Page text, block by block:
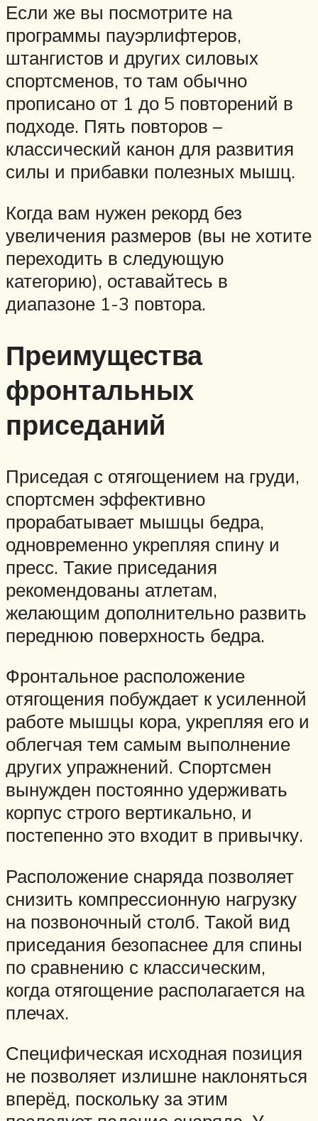
Если же вы посмотрите на
программы пауэрлифтеров,
штангистов и других силовых
спортсменов, то там обычно
прописано от 1 до 5 повторений в
подходе. Пять повторов –
классический канон для развития
силы и прибавки полезных мышц.
Когда вам нужен рекорд без
увеличения размеров (вы не хотите
переходить в следующую
категорию), оставайтесь в
диапазоне 1-3 повтора.
Преимущества
фронтальных
приседаний
Приседая с отягощением на груди,
спортсмен эффективно
прорабатывает мышцы бедра,
одновременно укрепляя спину и
пресс. Такие приседания
рекомендованы атлетам,
желающим дополнительно развить
переднюю поверхность бедра.
Фронтальное расположение
отягощения побуждает к усиленной
работе мышцы кора, укрепляя его и
облегчая тем самым выполнение
других упражнений. Спортсмен
вынужден постоянно удерживать
корпус строго вертикально, и
постепенно это входит в привычку.
Расположение снаряда позволяет
снизить компрессионную нагрузку
на позвоночный столб. Такой вид
приседания безопаснее для спины
по сравнению с классическим,
когда отягощение располагается на
плечах.
Специфическая исходная позиция
не позволяет излишне наклоняться
вперёд, поскольку за этим